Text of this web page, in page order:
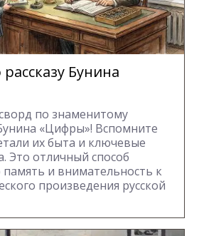
Бунина
по знаменитому
«Цифры»! Вспомните
их быта и ключевые
Это отличный способ
и внимательность к
произведения русской